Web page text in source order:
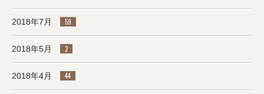
2018年7月 59
2018年5月 2
2018年4月 44